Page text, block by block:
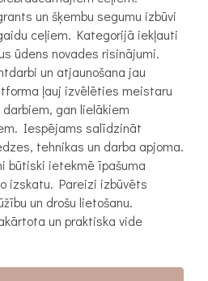
un šķembu segumu izbūvi
ceļiem. Kategorijā iekļauti
ūdens novades risinājumi.
un atjaunošana jau
ļauj izvēlēties meistaru
gan lielākiem
Iespējams salīdzināt
tehnikas un darba apjoma.
būtiski ietekmē īpašuma
izskatu. Pareizi izbūvēts
un drošu lietošanu.
un praktiska vide